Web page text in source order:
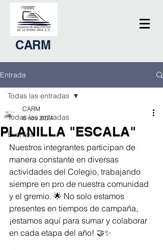
CARM
Entrada
Todas las entradas
Eventos
Todas las entradas
PLANILLA "ESCALA"
CARM
6 nov 2024
Nuestros integrantes participan de
manera constante en diversas
actividades del Colegio, trabajando
siempre en pro de nuestra comunidad
y el gremio. 🌟 No solo estamos
presentes en tiempos de campaña,
¡estamos aquí para sumar y colaborar
en cada etapa del año! 🤝✨